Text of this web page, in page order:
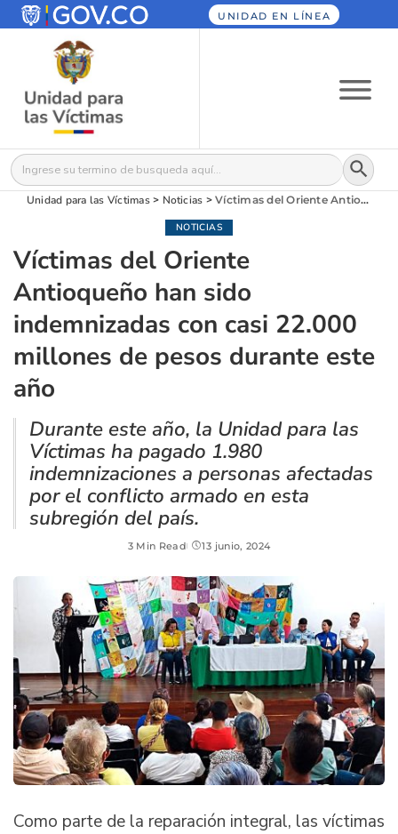
UNIDAD EN LÍNEA
Buscar: Botón
Unidad para las Víctimas> Noticias >Víctimas del Oriente Antioqueño han sido indemnizadas con casi 22.000 millones de pesos durante este año
NOTICIAS
Víctimas del Oriente
Antioqueño han sido
indemnizadas con casi 22.000
millones de pesos durante este
año
Durante este año, la Unidad para las
Víctimas ha pagado 1.980
indemnizaciones a personas afectadas
por el conflicto armado en esta
subregión del país.
3 Min Read 13 junio, 2024
Como parte de la reparación integral, las víctimas